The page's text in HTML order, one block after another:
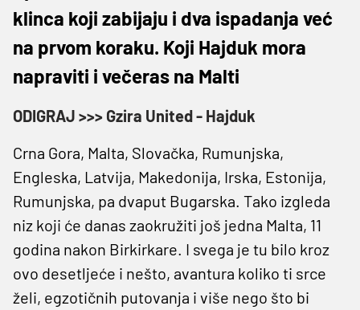
klinca koji zabijaju i dva ispadanja već
na prvom koraku. Koji Hajduk mora
napraviti i večeras na Malti
ODIGRAJ >>> Gzira United - Hajduk
Crna Gora, Malta, Slovačka, Rumunjska,
Engleska, Latvija, Makedonija, Irska, Estonija,
Rumunjska, pa dvaput Bugarska. Tako izgleda
niz koji će danas zaokružiti još jedna Malta, 11
godina nakon Birkirkare. I svega je tu bilo kroz
ovo desetljeće i nešto, avantura koliko ti srce
želi, egzotičnih putovanja i više nego što bi